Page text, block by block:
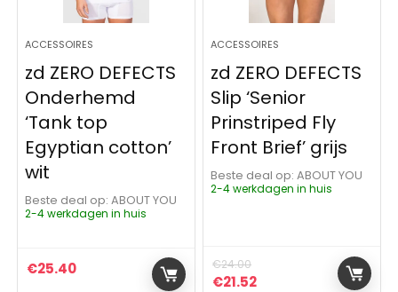
ACCESSOIRES
zd ZERO DEFECTS
Onderhemd
‘Tank top
Egyptian cotton’
wit
Beste deal op:
ABOUT YOU
2-4 werkdagen in huis
€25.40
ACCESSOIRES
zd ZERO DEFECTS
Slip ‘Senior
Prinstriped Fly
Front Brief’ grijs
Beste deal op:
ABOUT YOU
2-4 werkdagen in huis
€24.00
Oorspronkelijke prijs
€21.52Huidige prijs is: